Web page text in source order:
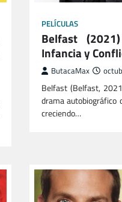
PELÍCULAS
Belfast
Infancia y
ButacaMax
Belfast (Belfast,
drama autobiográfico
creciendo…